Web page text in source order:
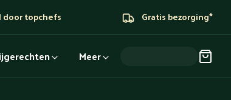
door topchefs Gratis bezorging*
Meer